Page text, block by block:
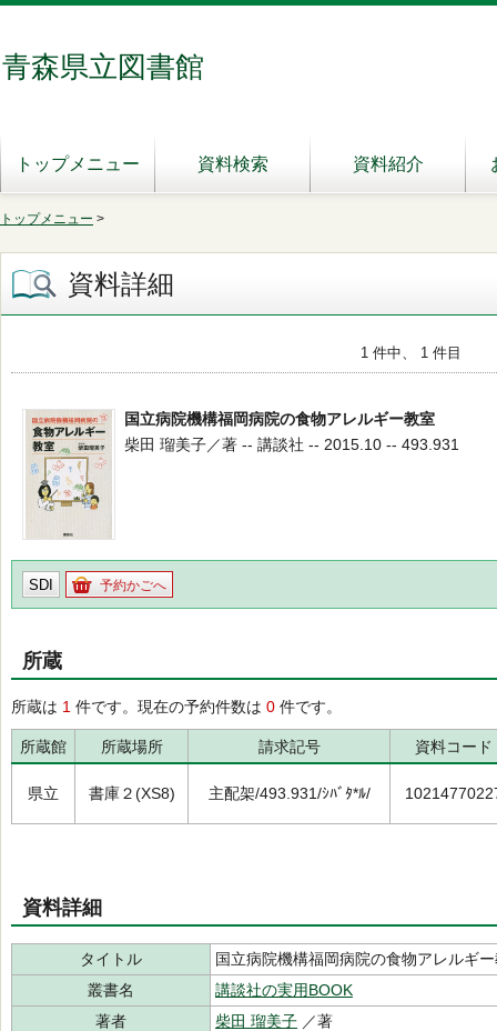
青森県立図書館
トップメニュー 資料検索 資料紹介
トップメニュー >
資料詳細
1 件中、 1 件目
国立病院機構福岡病院の食物アレルギー教室
柴田 瑠美子／著 -- 講談社 -- 2015.10 -- 493.931
SDI 予約かごへ
所蔵
所蔵は 1 件です。現在の予約件数は 0 件です。
所蔵館 所蔵場所 請求記号 資料コード
県立 書庫２(XS8) 主配架/493.931/ｼﾊﾞﾀ*ﾙ/
資料詳細
タイトル
国立病院機構福岡病院の食物アレルギ
叢書名
講談社の実用BOOK
著者
柴田 瑠美子 ／著